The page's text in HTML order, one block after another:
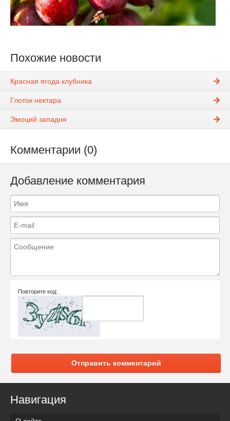
Похожие новости
Красная ягода клубника
Глоток нектара
Эмоций западня
Комментарии (0)
Добавление комментария
Повторите код:
Отправить комментарий
Навигация